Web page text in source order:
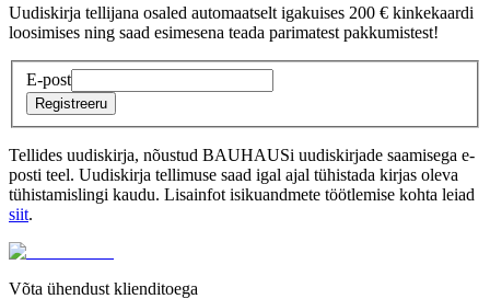
Uudiskirja tellijana osaled automaatselt igakuises 200 € kinkekaardi
loosimises ning saad esimesena teada parimatest pakkumistest!
E-post
Registreeru
Tellides uudiskirja, nõustud BAUHAUSi uudiskirjade saamisega e-
posti teel. Uudiskirja tellimuse saad igal ajal tühistada kirjas oleva
tühistamislingi kaudu. Lisainfot isikuandmete töötlemise kohta leiad
siit.
Võta ühendust klienditoega